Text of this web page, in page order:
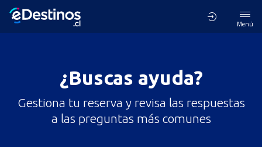
Menú
¿Buscas ayuda?
Gestiona tu reserva y revisa las respuestas
a las preguntas más comunes